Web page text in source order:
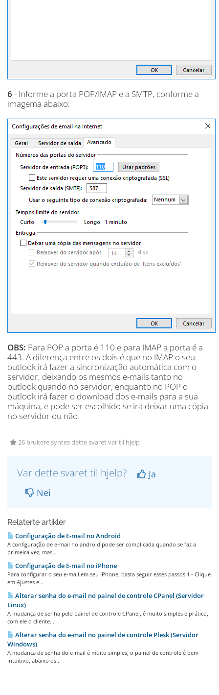
6 - Informe a porta POP/IMAP e a SMTP, conforme a
imagema abaixo:
OBS: Para POP a porta é 110 e para IMAP a porta é a
443. A diferença entre os dois é que no IMAP o seu
outlook irá fazer a sincronização automática com o
servidor, deixando os mesmos e-mails tanto no
outlook quando no servidor, enquanto no POP o
outlook irá fazer o download dos e-mails para a sua
máquina, e pode ser escolhido se irá deixar uma cópia
no servidor ou não.
26 brukere syntes dette svaret var til hjelp
Var dette svaret til hjelp?
Ja
Nei
Relaterte artikler
Configuração de E-mail no Android
A configuração de e-mail no android pode ser complicada quando se faz a
primeira vez, mas...
Configuração de E-mail no iPhone
Para configurar o seu e-mail em seu iPhone, basta seguir esses passos:1 - Clique
em Ajustes e...
Alterar senha do e-mail no painel de controle CPanel (Servidor
Linux)
A mudança de senha pelo painel de controle CPanel, é muito simples e prático,
com ele o cliente...
Alterar senha do e-mail no painel de controle Plesk (Servidor
Windows)
A mudança de senha do e-mail é muito simples, o painel de controle é bem
intuitivo, abaixo os...